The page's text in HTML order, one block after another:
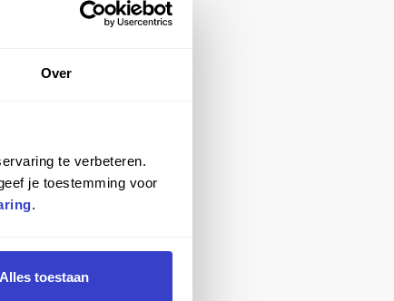
Over
te verbeteren.
je toestemming voor
.
Alles toestaan